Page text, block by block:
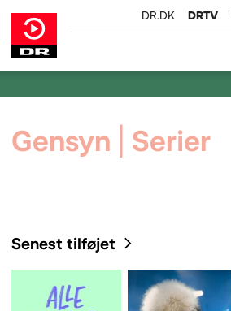
GÅ TIL INDHOLD
DR.DK DRTV
Gensyn | Serier
Senest tilføjet